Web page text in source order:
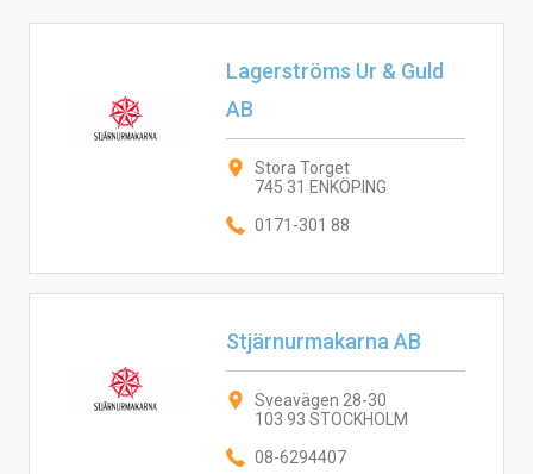
Lagerströms Ur & Guld
AB
Stora Torget
745 31 ENKÖPING
0171-301 88
Stjärnurmakarna AB
Sveavägen 28-30
103 93 STOCKHOLM
08-6294407